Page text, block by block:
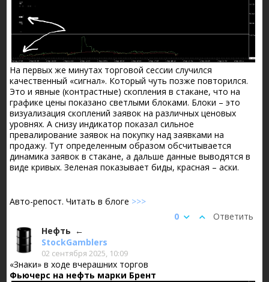
На первых же минутах торговой сессии случился
качественный «сигнал». Который чуть позже повторился.
Это и явные (контрастные) скопления в стакане, что на
графике цены показано светлыми блоками. Блоки – это
визуализация скоплений заявок на различных ценовых
уровнях. А снизу индикатор показал сильное
превалирование заявок на покупку над заявками на
продажу. Тут определенным образом обсчитывается
динамика заявок в стакане, а дальше данные выводятся в
виде кривых. Зеленая показывает биды, красная – аски.
Авто-репост. Читать в блоге >>>
Ответить
0
Нефть
StockGamblers
02 сентября 2025, 10:09
«Знаки» в ходе вчерашних торгов
Фьючерс на нефть марки Брент